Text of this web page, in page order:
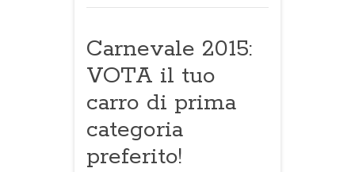
Carnevale 2015:
VOTA il tuo
carro di prima
categoria
preferito!